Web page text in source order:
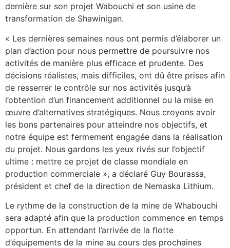
dernière sur son projet Wabouchi et son usine de
transformation de Shawinigan.
« Les dernières semaines nous ont permis d’élaborer un
plan d’action pour nous permettre de poursuivre nos
activités de manière plus efficace et prudente. Des
décisions réalistes, mais difficiles, ont dû être prises afin
de resserrer le contrôle sur nos activités jusqu’à
l’obtention d’un financement additionnel ou la mise en
œuvre d’alternatives stratégiques. Nous croyons avoir
les bons partenaires pour atteindre nos objectifs, et
notre équipe est fermement engagée dans la réalisation
du projet. Nous gardons les yeux rivés sur l’objectif
ultime : mettre ce projet de classe mondiale en
production commerciale », a déclaré Guy Bourassa,
président et chef de la direction de Nemaska Lithium.
Le rythme de la construction de la mine de Whabouchi
sera adapté afin que la production commence en temps
opportun. En attendant l’arrivée de la flotte
d’équipements de la mine au cours des prochaines